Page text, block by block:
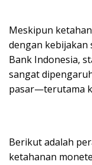
Meskipun
dengan kebijakan
Bank Indonesia,
sangat
pasar—terutama
Berikut adalah
ketahanan